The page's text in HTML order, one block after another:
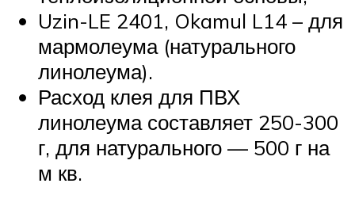
Uzin-LE 2401, Okamul L14 – для
мармолеума (натурального
линолеума).
Расход клея для ПВХ
линолеума составляет 250-300
г, для натурального — 500 г на
м кв.